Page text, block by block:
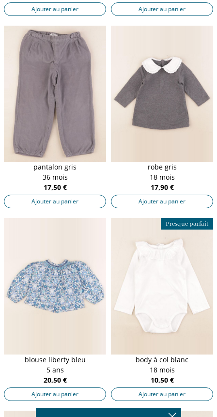
Ajouter au panier Ajouter au panier
pantalon gris
36 mois
17,50 €
Ajouter au panier
robe gris
18 mois
17,90 €
Ajouter au panier
blouse liberty bleu
5 ans
20,50 €
Ajouter au panier
Presque parfait
body à col blanc
18 mois
10,50 €
Ajouter au panier